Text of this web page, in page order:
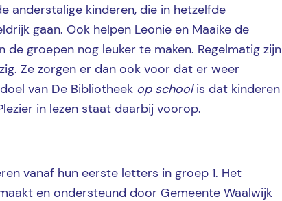
anderstalige kinderen, die in hetzelfde
gaan. Ook helpen Leonie en Maaike de
groepen nog leuker te maken. Regelmatig zijn
Ze zorgen er dan ook voor dat er weer
van De Bibliotheek op schoolis dat kinderen
in lezen staat daarbij voorop.
vanaf hun eerste letters in groep 1. Het
en ondersteund door Gemeente Waalwijk